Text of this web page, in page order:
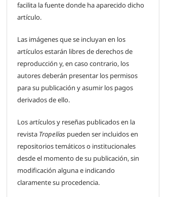
facilita la fuente donde ha aparecido dicho
artículo.
Las imágenes que se incluyan en los
artículos estarán libres de derechos de
reproducción y, en caso contrario, los
autores deberán presentar los permisos
para su publicación y asumir los pagos
derivados de ello.
Los artículos y reseñas publicados en la
revista Tropelías pueden ser incluidos en
repositorios temáticos o institucionales
desde el momento de su publicación, sin
modificación alguna e indicando
claramente su procedencia.